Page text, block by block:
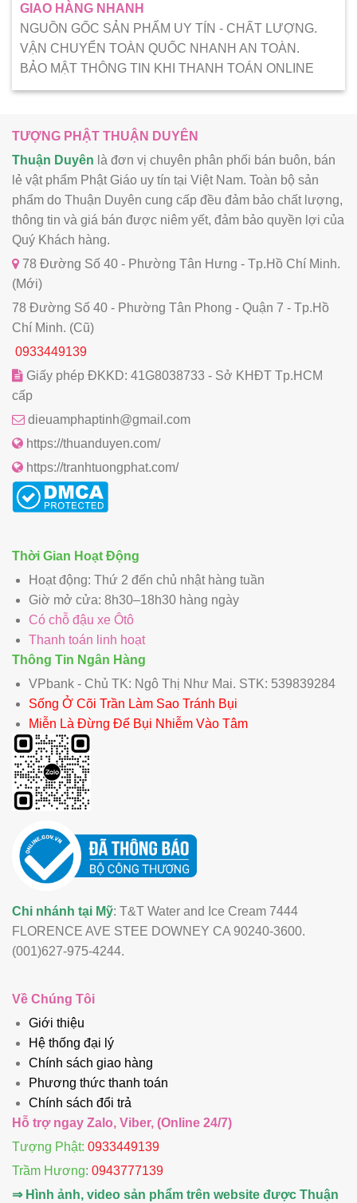
GIAO HÀNG NHANH
NGUỒN GỐC SẢN PHẨM UY TÍN - CHẤT LƯỢNG.
VẬN CHUYỂN TOÀN QUỐC NHANH AN TOÀN.
BẢO MẬT THÔNG TIN KHI THANH TOÁN ONLINE
TƯỢNG PHẬT THUẬN DUYÊN
Thuận Duyên là đơn vị chuyên phân phối bán buôn, bán
lẻ vật phẩm Phật Giáo uy tín tại Việt Nam. Toàn bộ sản
phẩm do Thuận Duyên cung cấp đều đảm bảo chất lượng,
thông tin và giá bán được niêm yết, đảm bảo quyền lợi của
Quý Khách hàng.
78 Đường Số 40 - Phường Tân Hưng - Tp.Hồ Chí Minh.
(Mới)
78 Đường Số 40 - Phường Tân Phong - Quận 7 - Tp.Hồ
Chí Minh. (Cũ)
0933449139
Giấy phép ĐKKD: 41G8038733 - Sở KHĐT Tp.HCM
cấp
dieuamphaptinh@gmail.com
https://thuanduyen.com/
https://tranhtuongphat.com/
Thời Gian Hoạt Động
Hoạt động: Thứ 2 đến chủ nhật hàng tuần
Giờ mở cửa: 8h30–18h30 hàng ngày
Có chỗ đậu xe Ôtô
Thanh toán linh hoạt
Thông Tin Ngân Hàng
VPbank - Chủ TK: Ngô Thị Như Mai. STK: 539839284
Sống Ở Cõi Trần Làm Sao Tránh Bụi
Miễn Là Đừng Để Bụi Nhiễm Vào Tâm
Chi nhánh tại Mỹ: T&T Water and Ice Cream 7444
FLORENCE AVE STEE DOWNEY CA 90240-3600.
(001)627-975-4244.
Về Chúng Tôi
Giới thiệu
Hệ thống đại lý
Chính sách giao hàng
Phương thức thanh toán
Chính sách đổi trả
Hỗ trợ ngay Zalo, Viber, (Online 24/7)
Tượng Phật: 0933449139
Trầm Hương: 0943777139
⇒ Hình ảnh, video sản phẩm trên website được Thuận